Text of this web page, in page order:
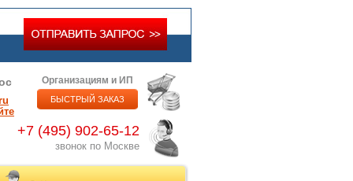
Организациям и ИП
БЫСТРЫЙ ЗАКАЗ
+7 (495) 902-65-12
звонок по Москве